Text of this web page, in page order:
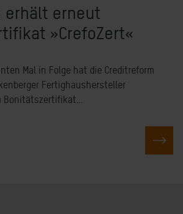
erhält erneut
»CrefoZert«
Mal in Folge hat die Creditreform
Fertighaushersteller
Bonitätszertifikat…